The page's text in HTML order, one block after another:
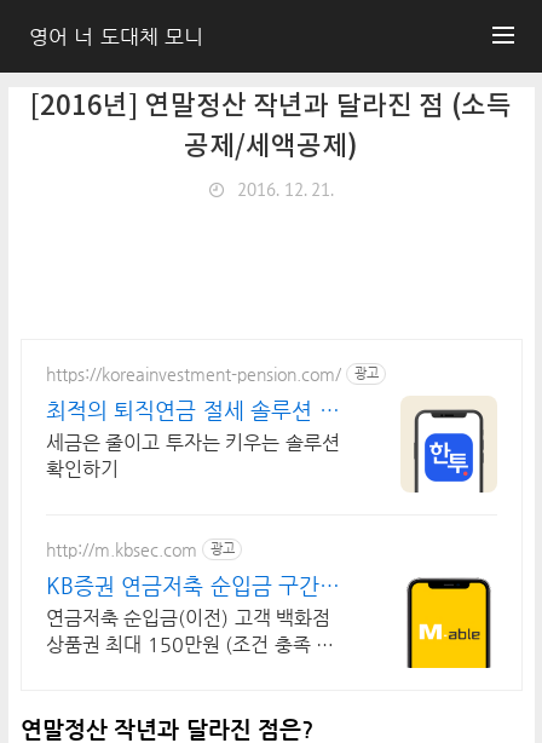
영어 너 도대체 모니
[2016년] 연말정산 작년과 달라진 점 (소득
공제/세액공제)
2016. 12. 21.
https://koreainvestment-pension.com/ 광고
최적의 퇴직연금 절세 솔루션 쉽
고 빠른 계좌 개설
세금은 줄이고 투자는 키우는 솔루션
확인하기
http://m.kbsec.com 광고
KB증권 연금저축 순입금 구간별
상품권 혜택
연금저축 순입금(이전) 고객 백화점
상품권 최대 150만원 (조건 충족 시)
연말정산 작년과 달라진 점은?